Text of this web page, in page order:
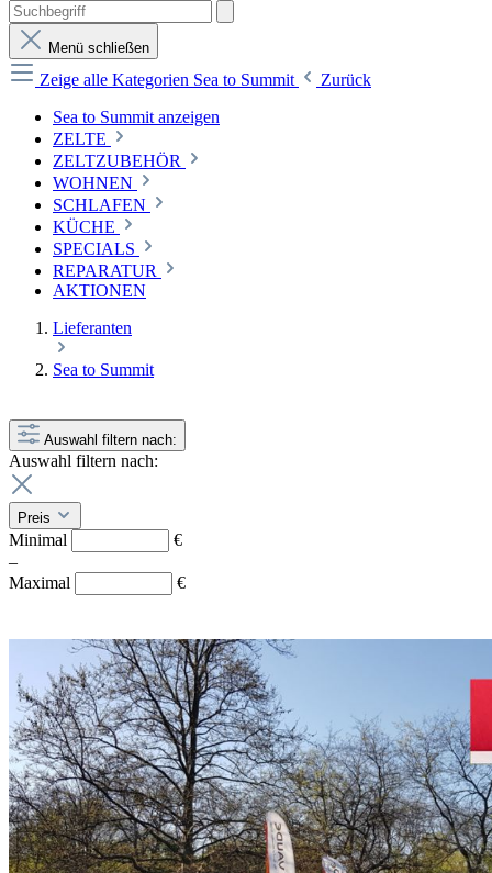
Menü schließen
Zeige alle Kategorien Sea to Summit
Zurück
Sea to Summit anzeigen
ZELTE
ZELTZUBEHÖR
WOHNEN
SCHLAFEN
KÜCHE
SPECIALS
REPARATUR
AKTIONEN
Lieferanten
Sea to Summit
Auswahl filtern nach:
Auswahl filtern nach:
Preis
Minimal
€
–
Maximal
€